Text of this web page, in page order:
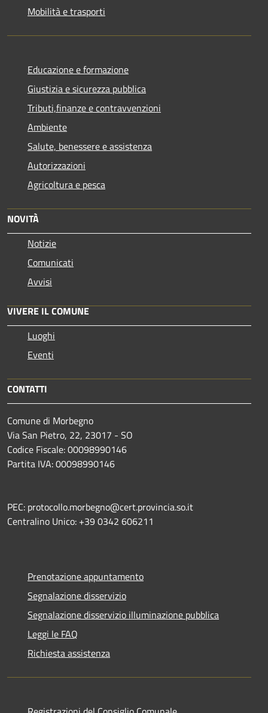
Mobilità e trasporti
Educazione e formazione
Giustizia e sicurezza pubblica
Tributi,finanze e contravvenzioni
Ambiente
Salute, benessere e assistenza
Autorizzazioni
Agricoltura e pesca
NOVITÀ
Notizie
Comunicati
Avvisi
VIVERE IL COMUNE
Luoghi
Eventi
CONTATTI
Comune di Morbegno
Via San Pietro, 22, 23017 - SO
Codice Fiscale: 00098990146
Partita IVA: 00098990146
PEC: protocollo.morbegno@cert.provincia.so.it
Centralino Unico: +39 0342 606211
Prenotazione appuntamento
Segnalazione disservizio
Segnalazione disservizio illuminazione pubblica
Leggi le FAQ
Richiesta assistenza